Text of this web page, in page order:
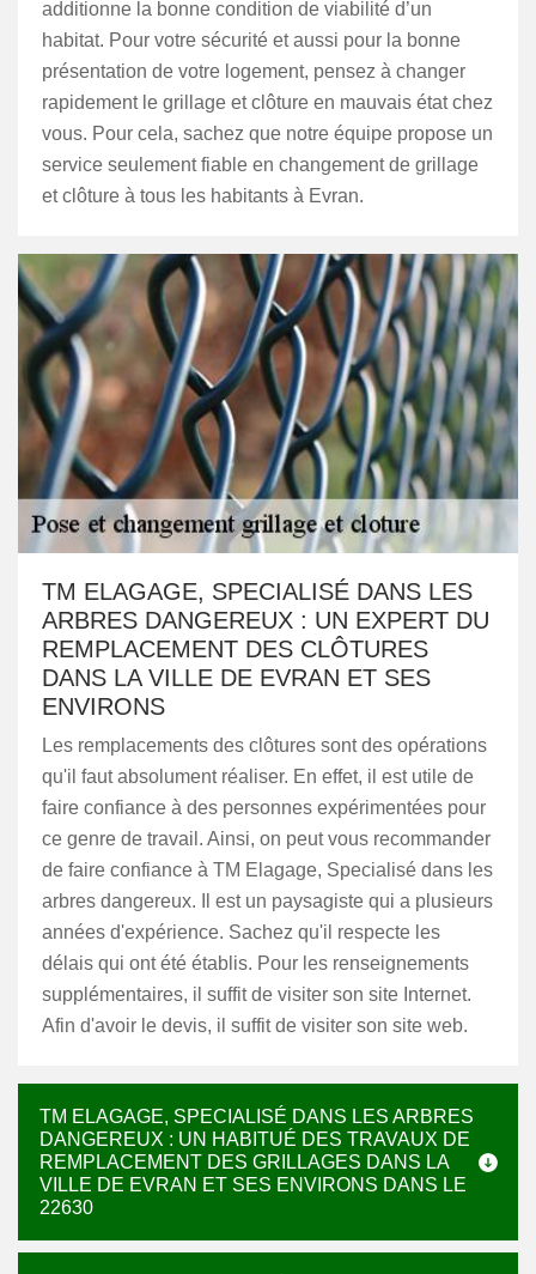
additionne la bonne condition de viabilité d’un
habitat. Pour votre sécurité et aussi pour la bonne
présentation de votre logement, pensez à changer
rapidement le grillage et clôture en mauvais état chez
vous. Pour cela, sachez que notre équipe propose un
service seulement fiable en changement de grillage
et clôture à tous les habitants à Evran.
TM ELAGAGE, SPECIALISÉ DANS LES
ARBRES DANGEREUX : UN EXPERT DU
REMPLACEMENT DES CLÔTURES
DANS LA VILLE DE EVRAN ET SES
ENVIRONS
Les remplacements des clôtures sont des opérations
qu'il faut absolument réaliser. En effet, il est utile de
faire confiance à des personnes expérimentées pour
ce genre de travail. Ainsi, on peut vous recommander
de faire confiance à TM Elagage, Specialisé dans les
arbres dangereux. Il est un paysagiste qui a plusieurs
années d'expérience. Sachez qu'il respecte les
délais qui ont été établis. Pour les renseignements
supplémentaires, il suffit de visiter son site Internet.
Afin d'avoir le devis, il suffit de visiter son site web.
TM ELAGAGE, SPECIALISÉ DANS LES ARBRES
DANGEREUX : UN HABITUÉ DES TRAVAUX DE
REMPLACEMENT DES GRILLAGES DANS LA
VILLE DE EVRAN ET SES ENVIRONS DANS LE
22630